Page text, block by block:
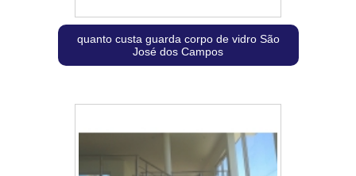
quanto custa guarda corpo de vidro São
José dos Campos